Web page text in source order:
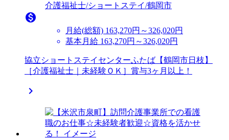
介護福祉士/ショートステイ/鶴岡市

月給(総額) 163,270円～326,020円
基本月給 163,270円～326,020円
協立ショートステイセンターふたば【鶴岡市日枝】
［介護福祉士｜未経験ＯＫ］賞与3ヶ月以上！
